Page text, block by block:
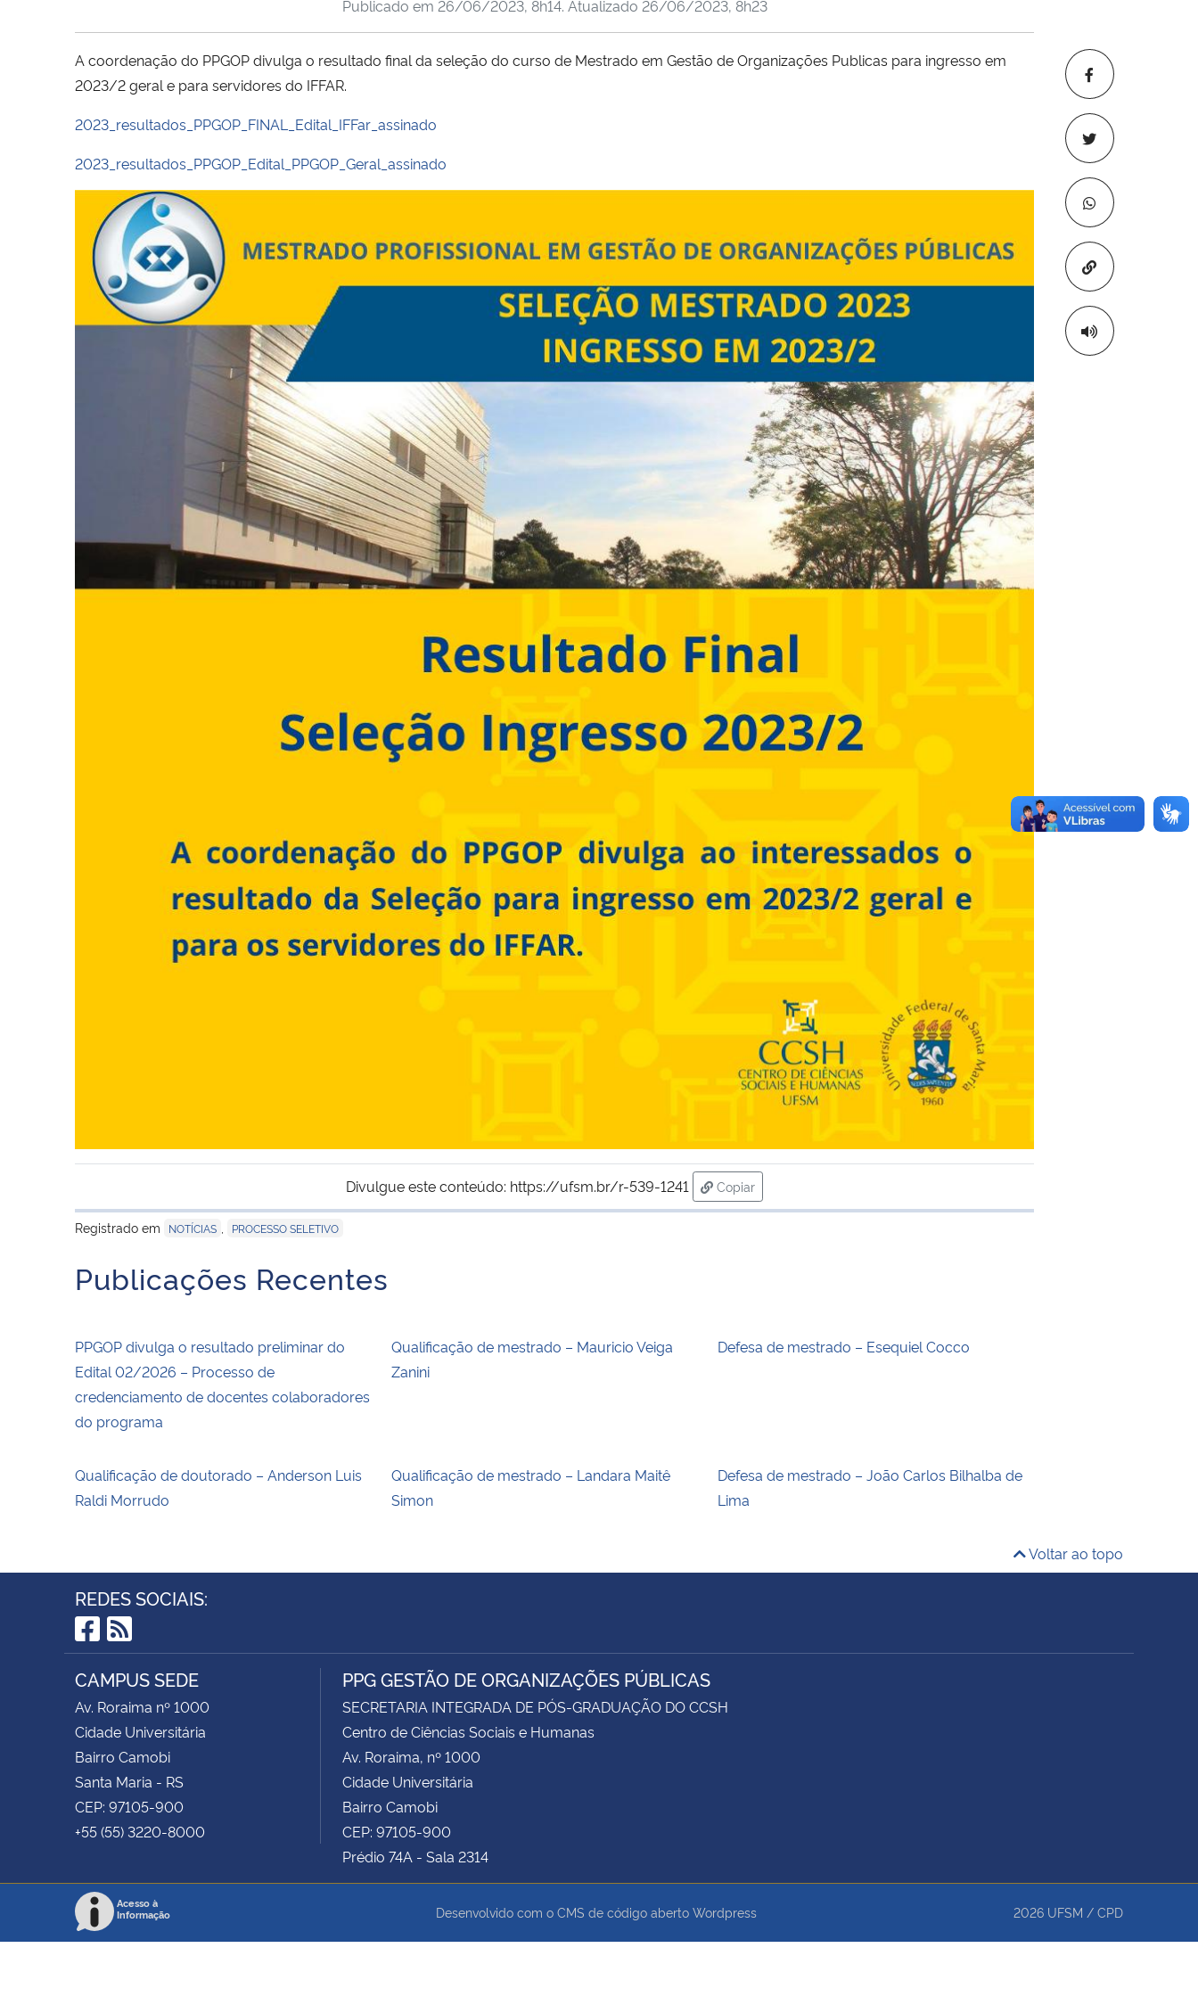
Copiar para
Publicado em 26/06/2023, 8h14. Atualizado 26/06/2023, 8h23
A coordenação do PPGOP divulga o resultado final da seleção do curso de Mestrado em Gestão de Organizações Publicas para ingresso em
2023/2 geral e para servidores do IFFAR.
2023_resultados_PPGOP_FINAL_Edital_IFFar_assinado
2023_resultados_PPGOP_Edital_PPGOP_Geral_assinado
Divulgue este conteúdo: https://ufsm.br/r-539-1241
Copiar
para área de transferência
Registrado em
NOTÍCIAS PROCESSO SELETIVO
Publicações Recentes
PPGOP divulga o resultado preliminar do
Edital 02/2026 – Processo de
credenciamento de docentes colaboradores
do programa
Qualificação de mestrado – Mauricio Veiga
Zanini
Defesa de mestrado – Esequiel Cocco
Qualificação de doutorado – Anderson Luis
Raldi Morrudo
Qualificação de mestrado – Landara Maitê
Simon
Defesa de mestrado – João Carlos Bilhalba de
Lima
Voltar ao topo
REDES SOCIAIS:
Facebook
RSS
CAMPUS SEDE
Av. Roraima nº 1000
Cidade Universitária
Bairro Camobi
Santa Maria - RS
CEP: 97105-900
+55 (55) 3220-8000
PPG GESTÃO DE ORGANIZAÇÕES PÚBLICAS
SECRETARIA INTEGRADA DE PÓS-GRADUAÇÃO DO CCSH
Centro de Ciências Sociais e Humanas
Av. Roraima, nº 1000
Cidade Universitária
Bairro Camobi
CEP: 97105-900
Prédio 74A - Sala 2314
Acesso à
Informação
Desenvolvido com o CMS de código aberto Wordpress 2026 UFSM / CPD